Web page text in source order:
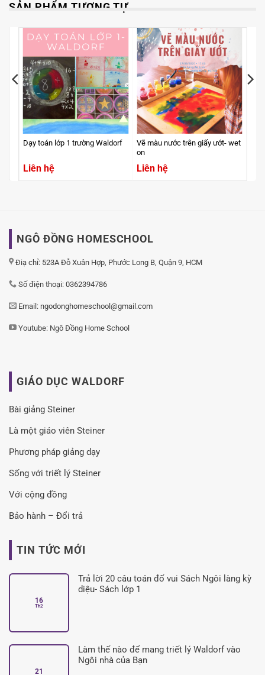
SẢN PHẨM TƯƠNG TỰ
Dạy toán lớp 1 trường Waldorf
Liên hệ
Vẽ màu nước trên giấy ướt- wet
on
Liên hệ
NGÔ ĐỒNG HOMESCHOOL
Điạ chỉ: 523A Đỗ Xuân Hợp, Phước Long B, Quận 9, HCM
Số điện thoại: 0362394786
Email: ngodonghomeschool@gmail.com
Youtube: Ngô Đồng Home School
GIÁO DỤC WALDORF
Bài giảng Steiner
Là một giáo viên Steiner
Phương pháp giảng dạy
Sống với triết lý Steiner
Với cộng đồng
Bảo hành – Đổi trả
TIN TỨC MỚI
16
Th2
Trả lời 20 câu toán đố vui Sách Ngôi làng kỳ
diệu- Sách lớp 1
20
câu
toán
21
Làm thế nào để mang triết lý Waldorf vào
Ngôi nhà của Bạn